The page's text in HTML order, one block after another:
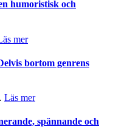
titlar
filmprogram
Kulturs
humoristisk och
merom
Det
grönaste
en
och
bortom genrens
Läs merom
Sweden
Jazz
spännande och